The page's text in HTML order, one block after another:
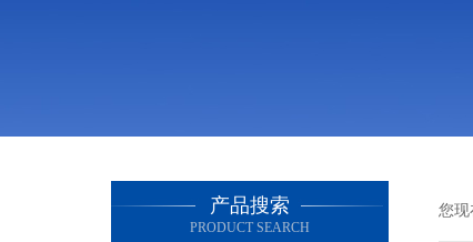
产品搜索
PRODUCT SEARCH
您现